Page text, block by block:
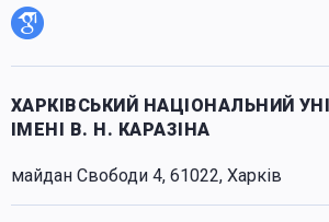
ХАРКІВСЬКИЙ НАЦІОНАЛЬНИЙ
ІМЕНІ В. Н. КАРАЗІНА
майдан Свободи 4, 61022, Харків